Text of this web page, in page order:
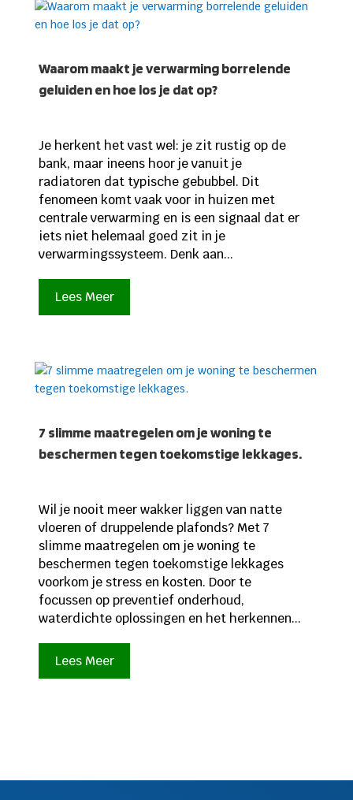
Waarom maakt je verwarming borrelende
geluiden en hoe los je dat op?
Je herkent het vast wel: je zit rustig op de
bank, maar ineens hoor je vanuit je
radiatoren dat typische gebubbel. Dit
fenomeen komt vaak voor in huizen met
centrale verwarming en is een signaal dat er
iets niet helemaal goed zit in je
verwarmingssysteem. Denk aan...
Lees Meer
7 slimme maatregelen om je woning te
beschermen tegen toekomstige lekkages.
Wil je nooit meer wakker liggen van natte
vloeren of druppelende plafonds? Met 7
slimme maatregelen om je woning te
beschermen tegen toekomstige lekkages
voorkom je stress en kosten. Door te
focussen op preventief onderhoud,
waterdichte oplossingen en het herkennen...
Lees Meer